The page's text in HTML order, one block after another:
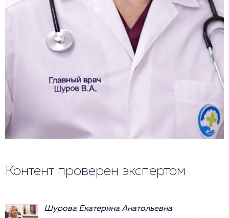
Контент проверен экспертом
Шурова Екатерина Анатольевна